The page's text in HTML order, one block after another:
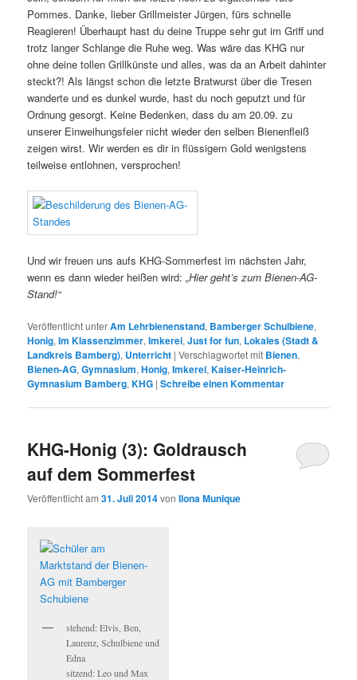
Pommes. Danke, lieber Grillmeister Jürgen, fürs schnelle
Reagieren! Überhaupt hast du deine Truppe sehr gut im Griff und
trotz langer Schlange die Ruhe weg. Was wäre das KHG nur
ohne deine tollen Grillkünste und alles, was da an Arbeit dahinter
steckt?! Als längst schon die letzte Bratwurst über die Tresen
wanderte und es dunkel wurde, hast du noch geputzt und für
Ordnung gesorgt. Keine Bedenken, dass du am 20.09. zu
unserer Einweihungsfeier nicht wieder den selben Bienenfleiß
zeigen wirst. Wir werden es dir in flüssigem Gold wenigstens
teilweise entlohnen, versprochen!
Und wir freuen uns aufs KHG-Sommerfest im nächsten Jahr,
wenn es dann wieder heißen wird:„Hier geht’s zum Bienen-AG-
Stand!“
Veröffentlicht unterAm Lehrbienenstand, Bamberger Schulbiene,
Honig,Im Klassenzimmer,Imkerei,Just for fun, Lokales (Stadt &
Landkreis Bamberg), Unterricht |Verschlagwortet mit Bienen,
Bienen-AG,Gymnasium,Honig,Imkerei,Kaiser-Heinrich-
Gymnasium Bamberg,KHG |Schreibe einen Kommentar
KHG-Honig (3): Goldrausch
auf dem Sommerfest
Veröffentlicht am31. Juli 2014vonIlona Munique
stehend: Elvis, Ben,
Laurenz, Schulbiene und
Edna
sitzend: Leo und Max